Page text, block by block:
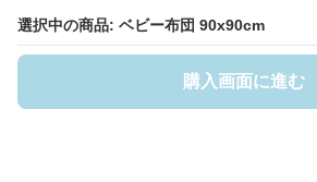
選択中の商品: ベビー布団 90x90cm
購入画面に進む
選択中の商品: ベビー布団 90x90cm
購入画面に進む